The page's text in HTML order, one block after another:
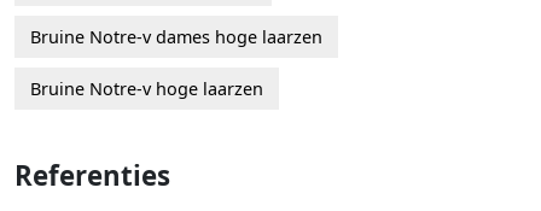
Bruine Notre-v dames hoge laarzen
Bruine Notre-v hoge laarzen
Referenties